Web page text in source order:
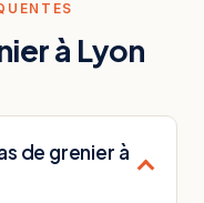
à Lyon
de grenier à